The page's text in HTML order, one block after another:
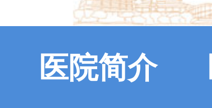
医院简介